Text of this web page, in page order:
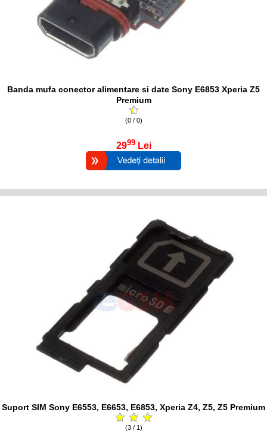
Banda mufa conector alimentare si date Sony E6853 Xperia Z5
Premium
(0 / 0)
2999 Lei
Suport SIM Sony E6553, E6653, E6853, Xperia Z4, Z5, Z5 Premium
(3 / 1)